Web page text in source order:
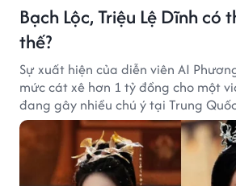
Bạch Lộc, Triệu Lệ Dĩnh có
thế?
Sự xuất hiện của diễn viên AI
mức cát xê hơn 1 tỷ đồng cho một
đang gây nhiều chú ý tại Trung
không ít người đặt câu hỏi liệu
đầu như Bạch Lộc, Triệu Lệ Dĩnh có
trong tương lai.